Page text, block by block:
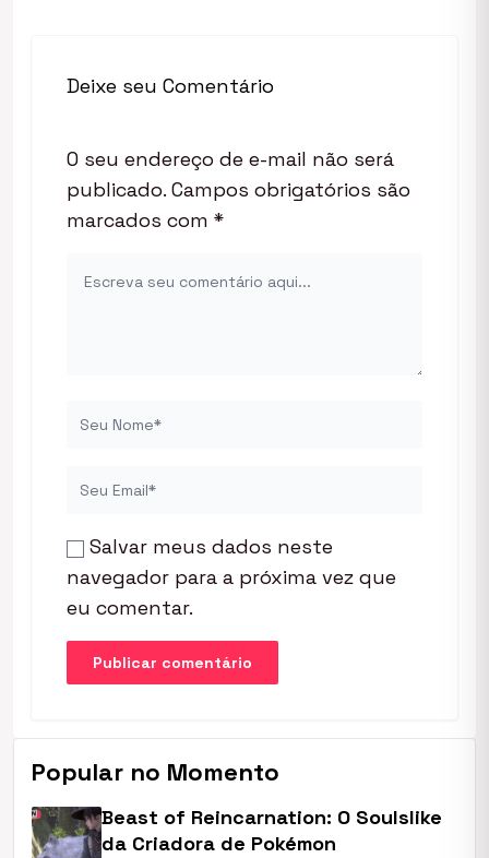
Deixe seu Comentário
O seu endereço de e-mail não será
publicado. Campos obrigatórios são
marcados com *
Salvar meus dados neste
navegador para a próxima vez que
eu comentar.
Popular no Momento
Beast of Reincarnation: O Soulslike
da Criadora de Pokémon